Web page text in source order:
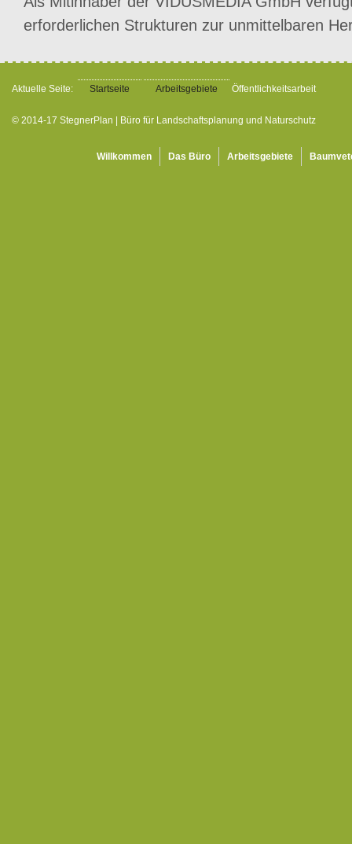
erforderlichen Strukturen zur unmittelbaren
Aktuelle Seite: Startseite Arbeitsgebiete Öffentlichkeitsarbeit
© 2014-17 StegnerPlan | Büro für Landschaftsplanung und Naturschutz
Willkommen Das Büro Arbeitsgebiete